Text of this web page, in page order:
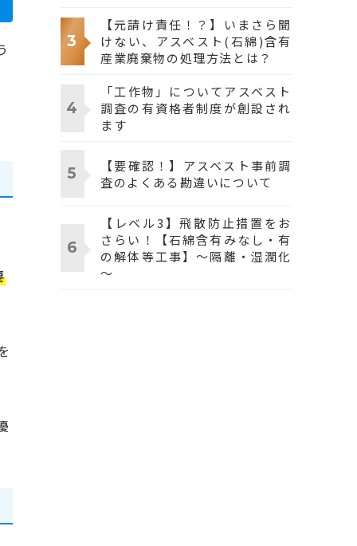
【元請け責任！？】いまさら聞
けない、アスベスト(石綿)含有
産業廃棄物の処理方法とは？
「工作物」についてアスベスト
調査の有資格者制度が創設され
ます
【要確認！】アスベスト事前調
査のよくある勘違いについて
【レベル3】飛散防止措置をお
さらい！【石綿含有みなし・有
の解体等工事】～隔離・湿潤化
～